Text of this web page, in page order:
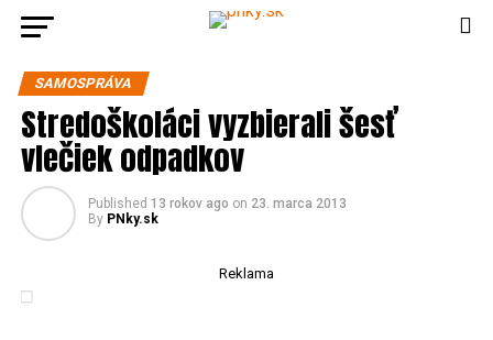
SAMOSPRÁVA
Stredoškoláci vyzbierali šesť
vlečiek odpadkov
Published 13 rokov ago on 23. marca 2013
By PNky.sk
Reklama